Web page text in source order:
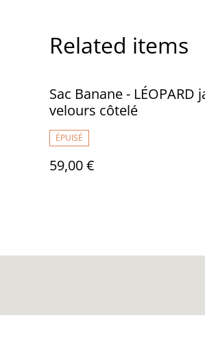
Related items
Sac Banane - LÉOPARD
velours côtelé
ÉPUISÉ
59,00 €